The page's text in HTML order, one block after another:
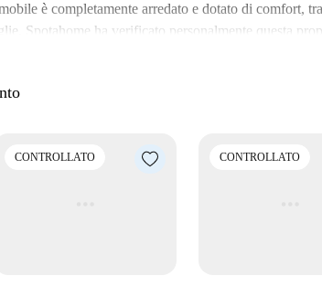
è completamente arredato e dotato di comfort,
Spotahome ha verificato personalmente questa
coppie, fumatori, animali domestici o ospiti per la
diversi locali gastronomici nelle vicinanze, tra cui
CONTROLLATO CONTROLLATO